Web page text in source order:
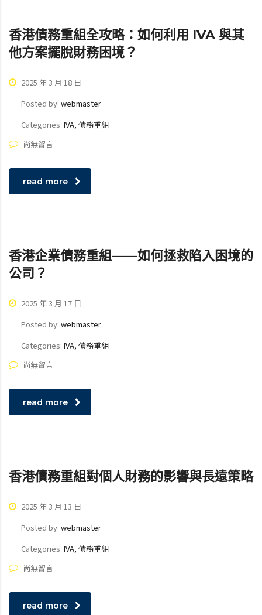
香港債務重組全攻略：如何利用 IVA 與其
他方案擺脫財務困境？
2025 年 3 月 18 日
Posted by: webmaster
Categories: IVA, 債務重組
尚無留言
read more
香港企業債務重組——如何拯救陷入困境的
公司？
2025 年 3 月 17 日
Posted by: webmaster
Categories: IVA, 債務重組
尚無留言
read more
香港債務重組對個人財務的影響與長遠策略
2025 年 3 月 13 日
Posted by: webmaster
Categories: IVA, 債務重組
尚無留言
read more